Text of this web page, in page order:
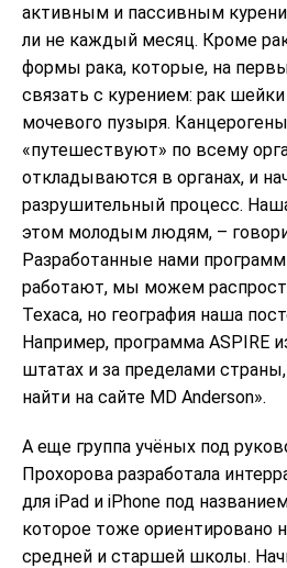
активным и пассивным
ли не каждый месяц. Кроме
формы рака, которые, на
связать с курением: рак
мочевого пузыря.
«путешествуют» по всему
откладываются в органах, и
разрушительный процесс.
этом молодым людям, –
Разработанные нами
работают, мы можем
Техаса, но география наша
Например, программа ASPIRE
штатах и за пределами
найти на сайте MD Anderson».
А еще группа учёных под
Прохорова разработала
для iPad и iPhone под
которое тоже ориентировано
средней и старшей школы.